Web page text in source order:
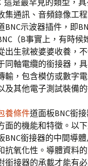
這是最罕見的類型，
集通訊、音頻錄像工程
BNC示波器插件，即
（B事實上，有時
出生就被婆婆收養，
同軸電纜的銜接器，
輸，包含模仿或數字
及其他電子測試裝備
養條件道面板BNC銜
面的機能和特徵。以
BNC銜接器的中間導
抗氧化性。導體資料
銜接器的承載才能有